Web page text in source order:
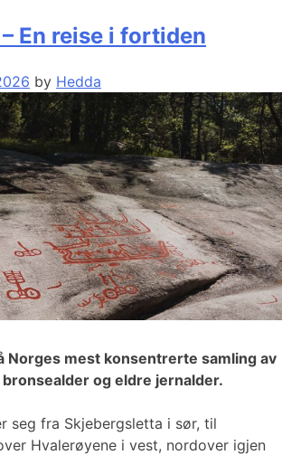
En reise i fortiden
by Hedda
Norges mest konsentrerte samling av
og eldre jernalder.
seg fra Skjebergsletta i sør, til
Hvalerøyene i vest, nordover igjen